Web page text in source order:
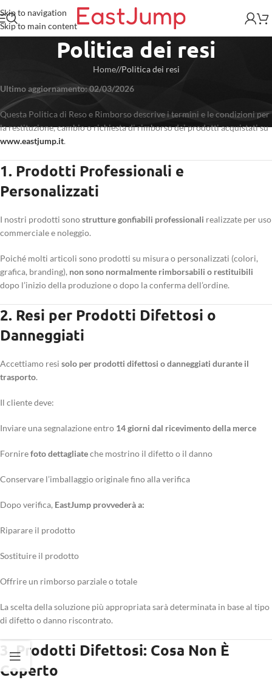
Skip to navigation
Skip to main content
Politica dei resi
Home/ Politica dei resi
Ultimo aggiornamento: 02/03/2026
Questa Politica di Reso e Rimborso descrive i termini e le condizioni per
la restituzione, cambio o richiesta di rimborso dei prodotti acquistati su
www.eastjump.it.
1. Prodotti Professionali e
Personalizzati
I nostri prodotti sonostrutture gonfiabili professionali realizzate per uso
commerciale e noleggio.
Poiché molti articoli sono prodotti su misura o personalizzati (colori,
grafica, branding), non sono normalmente rimborsabili o restituibili
dopo l’inizio della produzione o dopo la conferma dell’ordine.
2. Resi per Prodotti Difettosi o
Danneggiati
Accettiamo resi solo per prodotti difettosi o danneggiati durante il
trasporto.
Il cliente deve:
Inviare una segnalazione entro 14 giorni dal ricevimento della merce
Fornirefoto dettagliateche mostrino il difetto o il danno
Conservare l’imballaggio originale fino alla verifica
Dopo verifica, EastJump provvederà a:
Riparare il prodotto
Sostituire il prodotto
Offrire un rimborso parziale o totale
La scelta della soluzione più appropriata sarà determinata in base al tipo
di difetto o danno riscontrato.
3. Prodotti Difettosi: Cosa Non È
Coperto